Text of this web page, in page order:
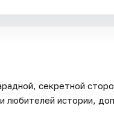
секретной
любителей истории,